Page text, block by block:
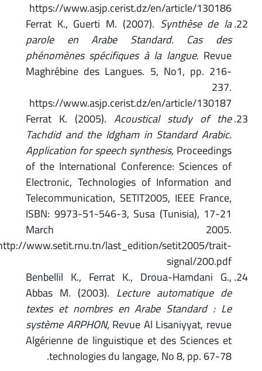
https://www.asjp.cerist.dz/en/article/130186
Ferrat K., Guerti M. (2007).Synthèse de la
parole en Arabe Standard. Cas des
phénomènes spécifiques à la langue . Revue
Maghrébine des Langues. 5, No1, pp. 216-
237.
https://www.asjp.cerist.dz/en/article/130187
Ferrat K. (2005).Acoustical study of the
Tachdid and the Idgham in Standard Arabic.
Application for speech synthesis,Proceedings
of the International Conference: Sciences of
Electronic, Technologies of Information and
Telecommunication, SETIT2005, IEEE France,
ISBN: 9973-51-546-3, Susa (Tunisia), 17-21
March 2005.
http://www.setit.rnu.tn/last_edition/setit2005/trait-
signal/200.pdf
Benbellil K., Ferrat K., Droua-Hamdani G.,
Abbas M. (2003).Lecture automatique de
textes et nombres en Arabe Standard : Le
système ARPHON,Revue Al Lisaniyyat, revue
Algérienne de linguistique et des Sciences et
technologies du langage, No 8, pp. 67-78.